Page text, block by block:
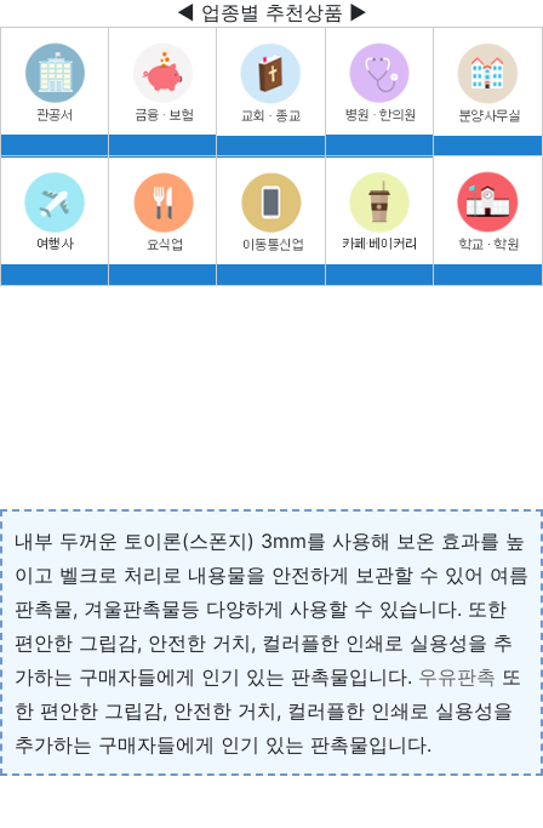
◀ 업종별 추천상품 ▶
내부 두꺼운 토이론(스폰지) 3mm를 사용해 보온 효과를 높
이고 벨크로 처리로 내용물을 안전하게 보관할 수 있어 여름
판촉물, 겨울판촉물등 다양하게 사용할 수 있습니다. 또한
편안한 그립감, 안전한 거치, 컬러플한 인쇄로 실용성을 추
가하는 구매자들에게 인기 있는 판촉물입니다. 우유판촉 또
한 편안한 그립감, 안전한 거치, 컬러플한 인쇄로 실용성을
추가하는 구매자들에게 인기 있는 판촉물입니다.